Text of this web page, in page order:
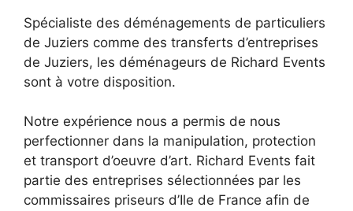
Spécialiste des déménagements de particuliers
de Juziers comme des transferts d’entreprises
de Juziers, les déménageurs de Richard Events
sont à votre disposition.
Notre expérience nous a permis de nous
perfectionner dans la manipulation, protection
et transport d’oeuvre d’art. Richard Events fait
partie des entreprises sélectionnées par les
commissaires priseurs d’Ile de France afin de